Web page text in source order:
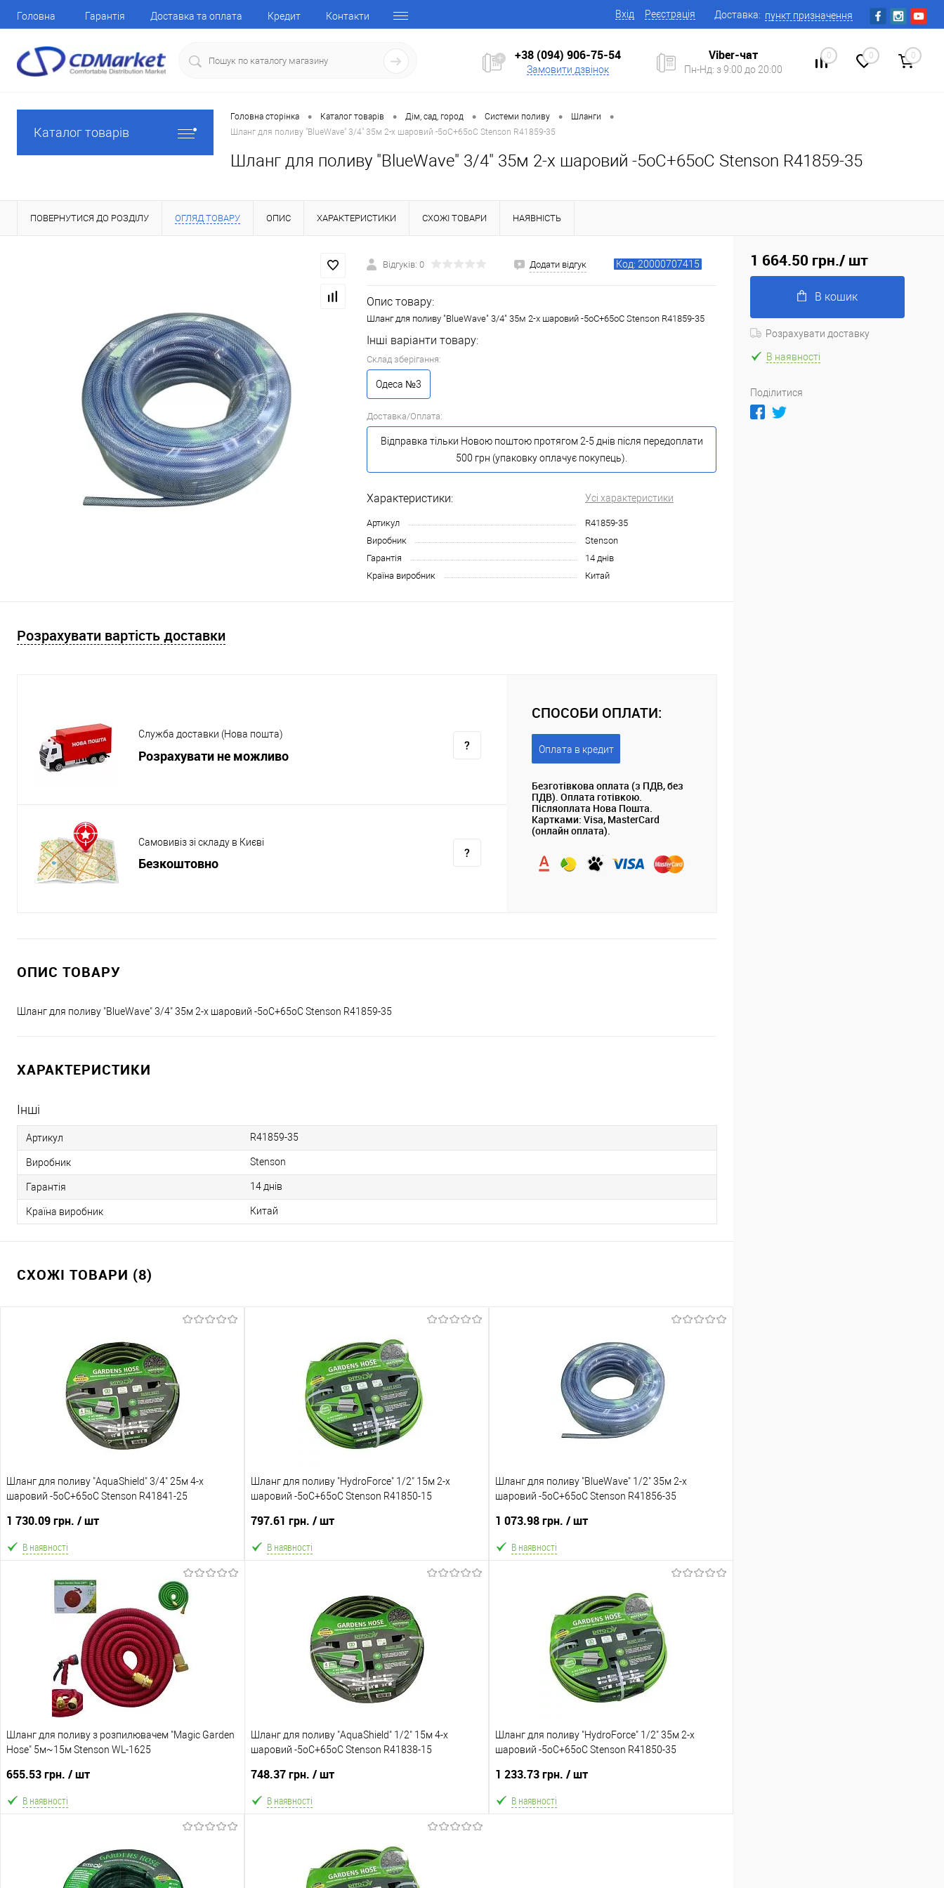
Головна Гарантія Доставка та оплата Кредит Контакти Вхід Реєстрація Доставка: пункт призначення
+38 (094) 906-75-54
Замовити дзвінок
Viber-чат
Пн-Нд: з 9:00 до 20:00
0 0 0
Каталог товарів
Головна сторінка • Каталог товарів • Дім, сад, город • Системи поливу • Шланги •
Шланг для поливу "BlueWave" 3/4" 35м 2-х шаровий -5оС+65оС Stenson R41859-35
Шланг для поливу "BlueWave" 3/4" 35м 2-х шаровий -5оС+65оС Stenson R41859-35
ПОВЕРНУТИСЯ ДО РОЗДІЛУ ОГЛЯД ТОВАРУ ОПИС ХАРАКТЕРИСТИКИ СХОЖІ ТОВАРИ НАЯВНІСТЬ
Відгуків: 0 Додати відгук Код: 20000707415
Опис товару:
Шланг для поливу "BlueWave" 3/4" 35м 2-х шаровий -5оС+65оС Stenson R41859-35
Інші варіанти товару:
Склад зберігання:
Одеса №3
Доставка/Оплата:
Відправка тільки Новою поштою протягом 2-5 днів після передоплати
500 грн (упаковку оплачує покупець).
Характеристики: Усі характеристики
Артикул
R41859-35
Виробник
Stenson
Гарантія
14 днів
Країна виробник
Китай
Розрахувати вартість доставки
Служба доставки (Нова пошта)
Розрахувати не можливо
Самовивіз зі складу в Києві
Безкоштовно
СПОСОБИ ОПЛАТИ:
Оплата в кредит
Безготівкова оплата (з ПДВ, без
ПДВ). Оплата готівкою.
Післяоплата Нова Пошта.
Картками: Visa, MasterCard
(онлайн оплата).
ОПИС ТОВАРУ
Шланг для поливу "BlueWave" 3/4" 35м 2-х шаровий -5оС+65оС Stenson R41859-35
ХАРАКТЕРИСТИКИ
Інші
Артикул R41859-35
Виробник Stenson
Гарантія 14 днів
Країна виробник Китай
СХОЖІ ТОВАРИ (8)
Шланг для поливу "AquaShield" 3/4" 25м 4-х
шаровий -5оС+65оС Stenson R41841-25
1 730.09 грн. / шт
В наявності
Порівняння
Склад зберігання
Доставка/Оплата
Відправка тільки Новою поштою протягом 2-5 днів
після передоплати 500 грн (упаковку оплачує
Шланг для поливу "HydroForce" 1/2" 15м 2-х
шаровий -5оС+65оС Stenson R41850-15
797.61 грн. / шт
В наявності
В кошик
Порівняння
Склад зберігання
Відправка тільки Новою поштою протягом 2-5 днів
після повної передоплати (упаковку оплачує
Шланг для поливу "BlueWave" 1/2" 35м 2-х
шаровий -5оС+65оС Stenson R41856-35
1 073.98 грн. / шт
В наявності
В кошик
Порівняння
Склад зберігання
Відправка тільки Новою поштою протягом 2-5 днів
після передоплати 500 грн (упаковку оплачує
Шланг для поливу з розпилювачем "Magic Garden
Hose" 5м~15м Stenson WL-1625
655.53 грн. / шт
В наявності
В кошик
Шланг для поливу "AquaShield" 1/2" 15м 4-х
шаровий -5оС+65оС Stenson R41838-15
748.37 грн. / шт
В наявності
В кошик
Шланг для поливу "HydroForce" 1/2" 35м 2-х
шаровий -5оС+65оС Stenson R41850-35
1 233.73 грн. / шт
В наявності
1 664.50 грн./ шт
В кошик
Розрахувати доставку
В наявності
Поділитися